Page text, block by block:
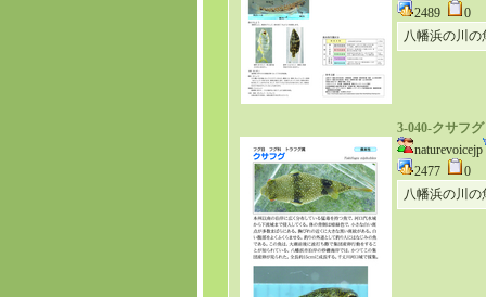
2489
0
八幡浜の川
3-040-クサフグ
naturevoicejp
2477
0
八幡浜の川